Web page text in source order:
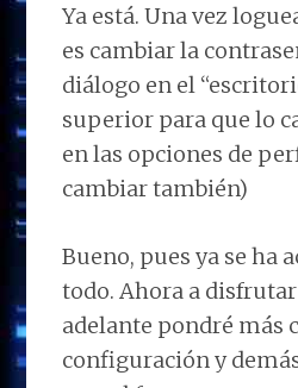
Ya está. Una vez
es cambiar la
diálogo en el
superior para que lo
en las opciones de
cambiar también)
Bueno, pues ya se ha
todo. Ahora a
adelante pondré más
configuración y